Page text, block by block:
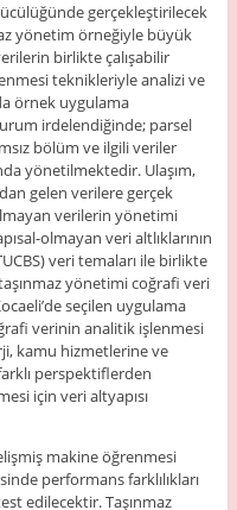
gerçekleştirilecek
yönetim örneğiyle büyük
birlikte çalışabilir
teknikleriyle analizi ve
örnek uygulama
irdelendiğinde; parsel
bölüm ve ilgili veriler
yönetilmektedir. Ulaşım,
gelen verilere gerçek
verilerin yönetimi
olmayan veri altlıklarının
veri temaları ile birlikte
yönetimi coğrafi veri
seçilen uygulama
verinin analitik işlenmesi
kamu hizmetlerine ve
perspektiflerden
için veri altyapısı
makine öğrenmesi
performans farklılıkları
edilecektir. Taşınmaz